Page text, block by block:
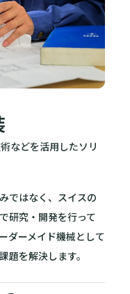
などを活用したソリ
ではなく、スイスの
研究・開発を行って
ダーメイド機械として
題を解決します。